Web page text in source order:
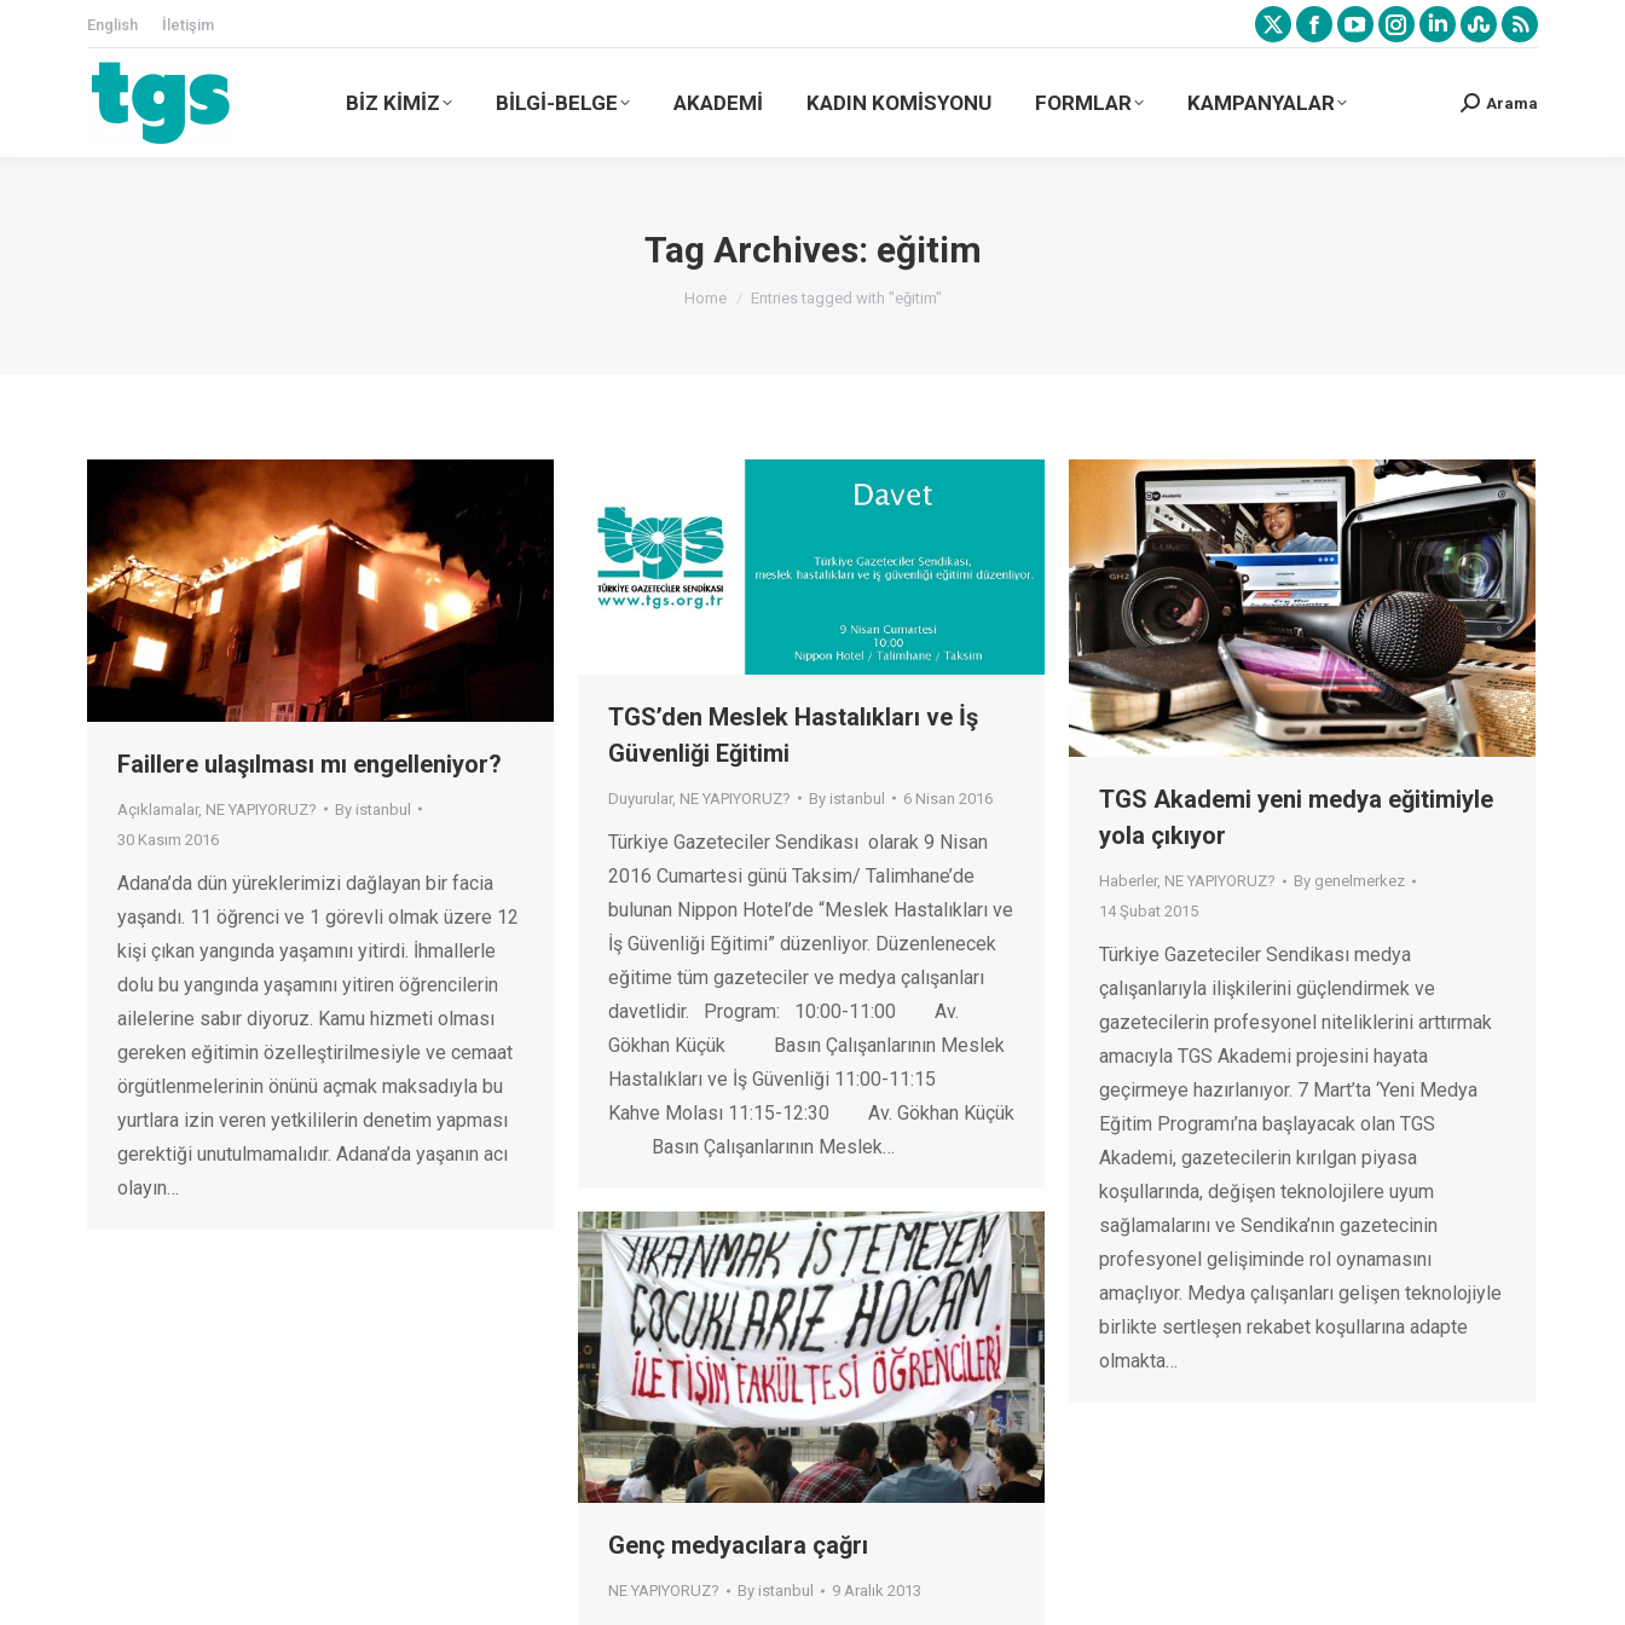
English İletişim
BİZ KİMİZ BİLGİ-BELGE AKADEMİ KADIN KOMİSYONU FORMLAR KAMPANYALAR Arama
Tag Archives: eğitim
You are here:
Home Entries tagged with "eğitim"
Faillere ulaşılması mı engelleniyor?
Açıklamalar, NE YAPIYORUZ? By istanbul
30 Kasım 2016
Adana’da dün yüreklerimizi dağlayan bir facia
yaşandı. 11 öğrenci ve 1 görevli olmak üzere 12
kişi çıkan yangında yaşamını yitirdi. İhmallerle
dolu bu yangında yaşamını yitiren öğrencilerin
ailelerine sabır diyoruz. Kamu hizmeti olması
gereken eğitimin özelleştirilmesiyle ve cemaat
örgütlenmelerinin önünü açmak maksadıyla bu
yurtlara izin veren yetkililerin denetim yapması
gerektiği unutulmamalıdır. Adana’da yaşanın acı
olayın…
TGS’den Meslek Hastalıkları ve İş
Güvenliği Eğitimi
Duyurular, NE YAPIYORUZ? By istanbul 6 Nisan 2016
Türkiye Gazeteciler Sendikası olarak 9 Nisan
2016 Cumartesi günü Taksim/ Talimhane’de
bulunan Nippon Hotel’de “Meslek Hastalıkları ve
İş Güvenliği Eğitimi” düzenliyor. Düzenlenecek
eğitime tüm gazeteciler ve medya çalışanları
davetlidir. Program: 10:00-11:00 Av.
Gökhan Küçük Basın Çalışanlarının Meslek
Hastalıkları ve İş Güvenliği 11:00-11:15
Kahve Molası 11:15-12:30 Av. Gökhan Küçük
Basın Çalışanlarının Meslek…
TGS Akademi yeni medya eğitimiyle
yola çıkıyor
Haberler, NE YAPIYORUZ? By genelmerkez
14 Şubat 2015
Türkiye Gazeteciler Sendikası medya
çalışanlarıyla ilişkilerini güçlendirmek ve
gazetecilerin profesyonel niteliklerini arttırmak
amacıyla TGS Akademi projesini hayata
geçirmeye hazırlanıyor. 7 Mart’ta ‘Yeni Medya
Eğitim Programı’na başlayacak olan TGS
Akademi, gazetecilerin kırılgan piyasa
koşullarında, değişen teknolojilere uyum
sağlamalarını ve Sendika’nın gazetecinin
profesyonel gelişiminde rol oynamasını
amaçlıyor. Medya çalışanları gelişen teknolojiyle
birlikte sertleşen rekabet koşullarına adapte
olmakta…
Genç medyacılara çağrı
NE YAPIYORUZ? By istanbul 9 Aralık 2013